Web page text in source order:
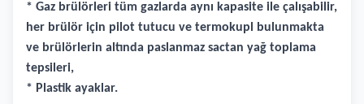
* Gaz brülörleri tüm gazlarda aynı kapasite ile çalışabilir,
her brülör için pilot tutucu ve termokupl bulunmakta
ve brülörlerin altında paslanmaz sactan yağ toplama
tepsileri,
* Plastik ayaklar.